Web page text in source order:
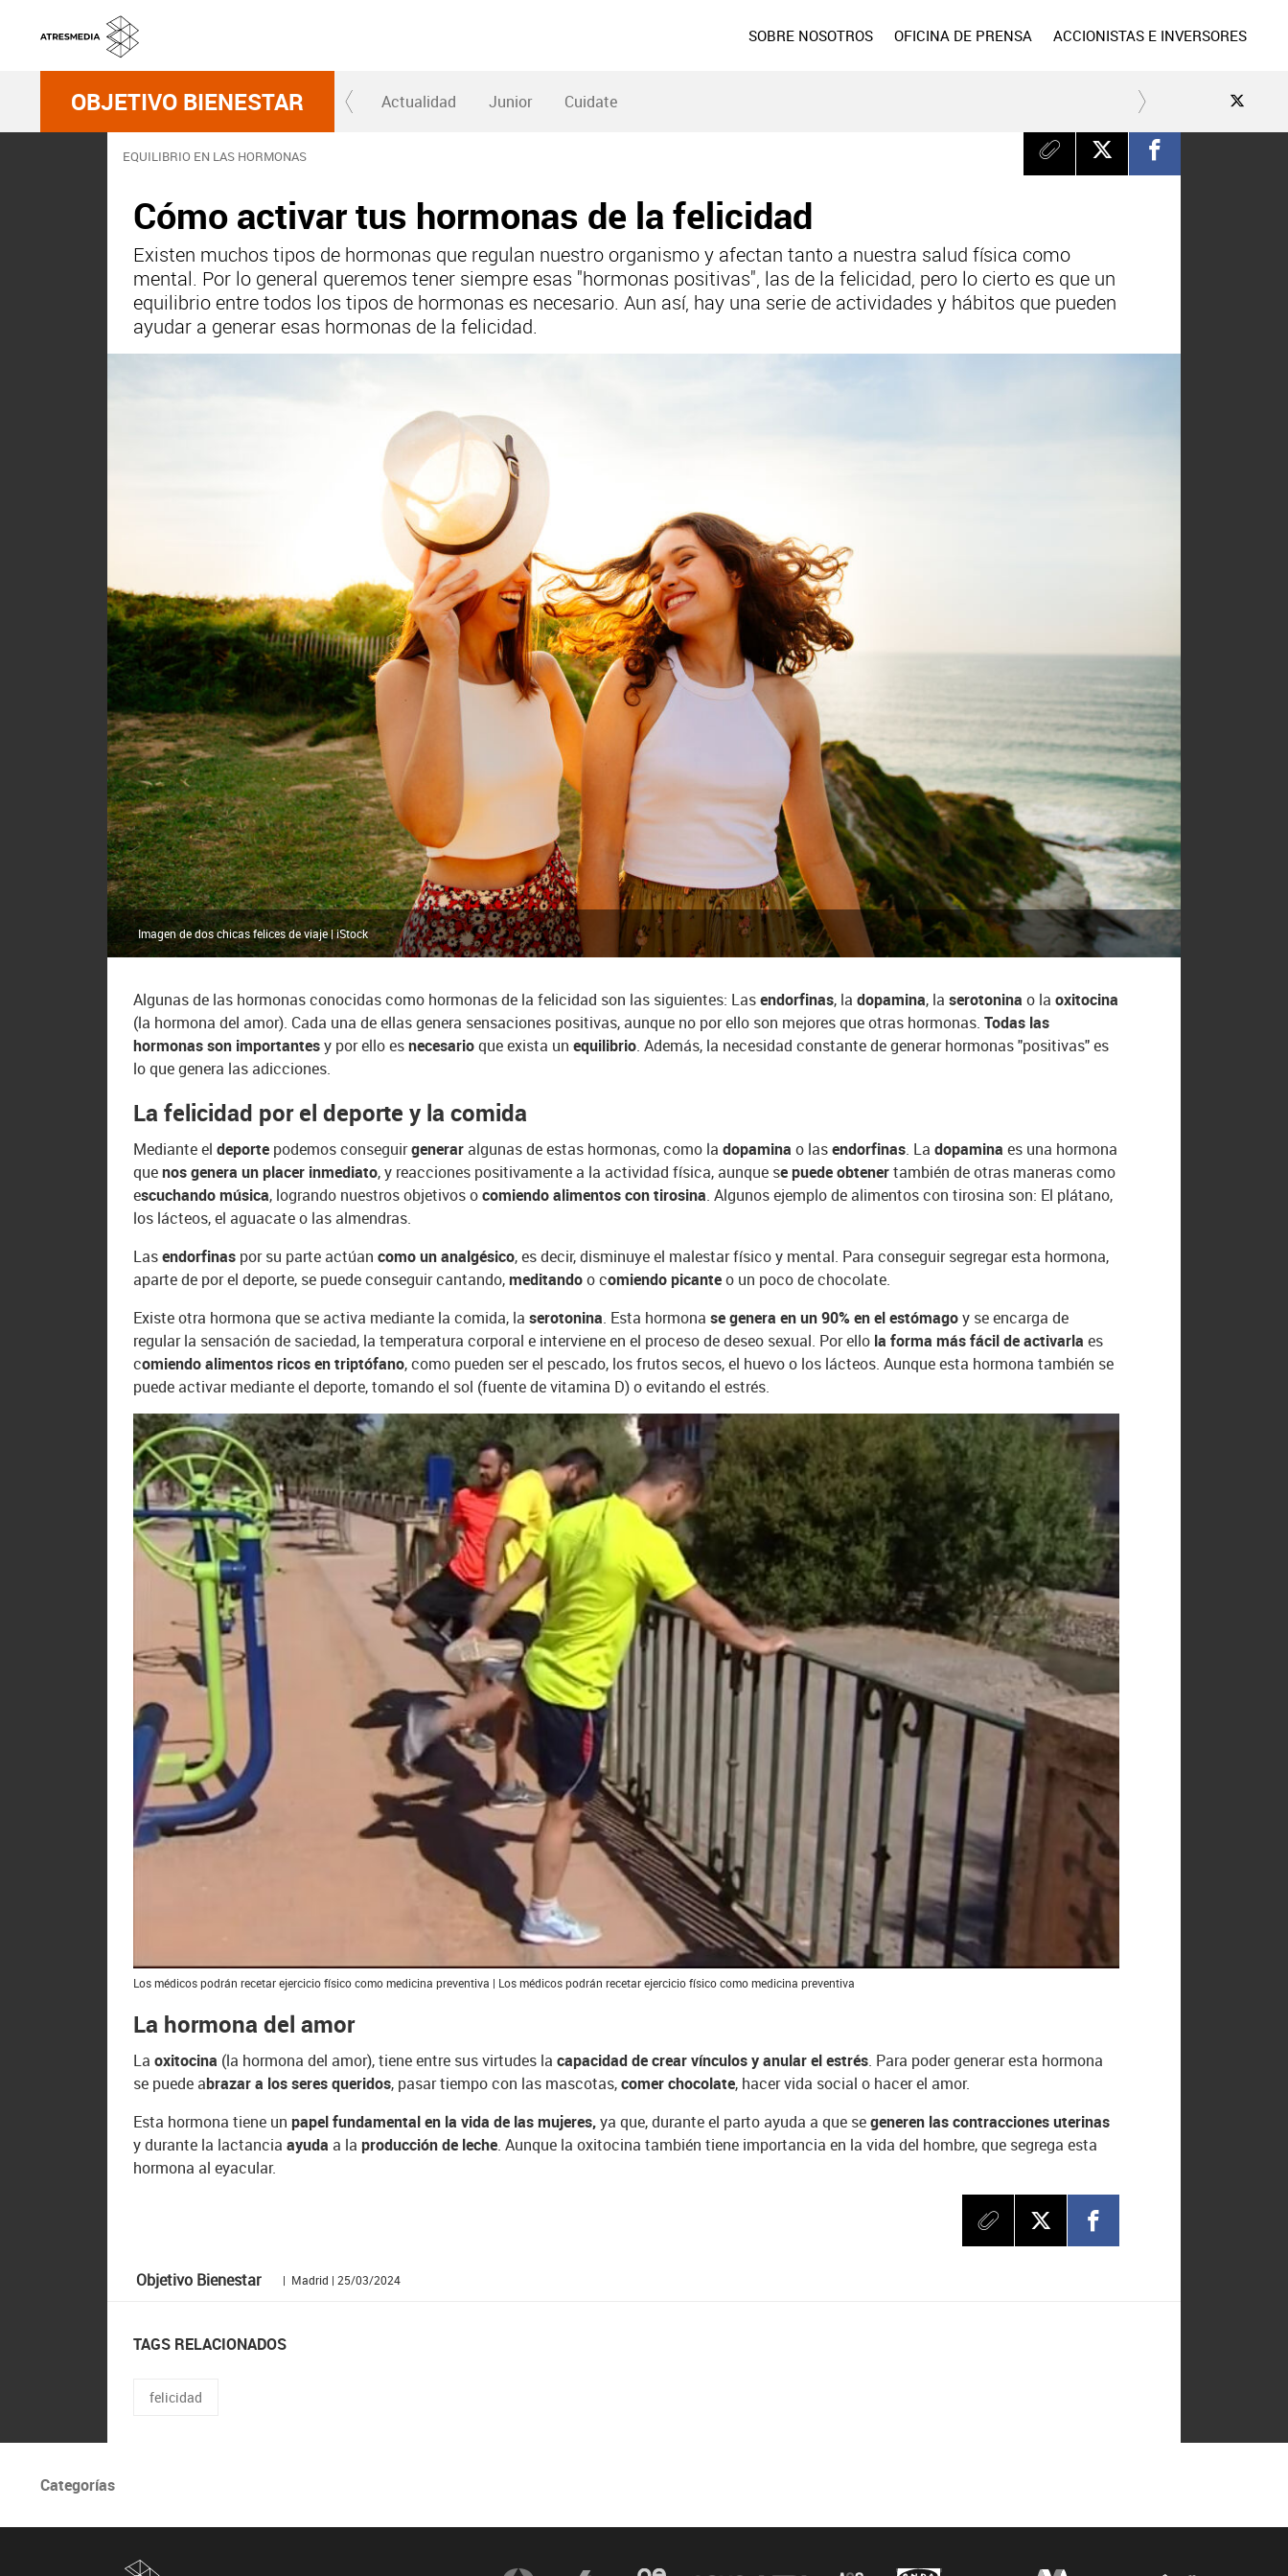
SOBRE NOSOTROS OFICINA DE PRENSA ACCIONISTAS E INVERSORES
OBJETIVO BIENESTAR Actualidad Junior Cuidate
EQUILIBRIO EN LAS HORMONAS
Cómo activar tus hormonas de la felicidad
Existen muchos tipos de hormonas que regulan nuestro organismo y afectan tanto a nuestra salud física como
mental. Por lo general queremos tener siempre esas "hormonas positivas", las de la felicidad, pero lo cierto es que un
equilibrio entre todos los tipos de hormonas es necesario. Aun así, hay una serie de actividades y hábitos que pueden
ayudar a generar esas hormonas de la felicidad.
Imagen de dos chicas felices de viaje | iStock
Algunas de las hormonas conocidas como hormonas de la felicidad son las siguientes: Lasendorfinas, ladopamina, laserotonina o laoxitocina
(la hormona del amor). Cada una de ellas genera sensaciones positivas, aunque no por ello son mejores que otras hormonas.Todas las
hormonas son importantesy por ello esnecesarioque exista unequilibrio. Además, la necesidad constante de generar hormonas "positivas" es
lo que genera las adicciones.
La felicidad por el deporte y la comida
Mediante eldeporte podemos conseguirgeneraralgunas de estas hormonas, como ladopamina o lasendorfinas. Ladopamina es una hormona
quenos genera un placer inmediato, y reacciones positivamente a la actividad física, aunque se puede obtenertambién de otras maneras como
escuchando música, logrando nuestros objetivos ocomiendo alimentos con tirosina. Algunos ejemplo de alimentos con tirosina son: El plátano,
los lácteos, el aguacate o las almendras.
Lasendorfinas por su parte actúancomo un analgésico, es decir, disminuye el malestar físico y mental. Para conseguir segregar esta hormona,
aparte de por el deporte, se puede conseguir cantando,meditandoo comiendo picanteo un poco de chocolate.
Existe otra hormona que se activa mediante la comida, laserotonina. Esta hormonase genera en un 90% en el estómagoy se encarga de
regular la sensación de saciedad, la temperatura corporal e interviene en el proceso de deseo sexual. Por ello la forma más fácil de activarla es
comiendo alimentos ricos en triptófano, como pueden ser el pescado, los frutos secos, el huevo o los lácteos. Aunque esta hormona también se
puede activar mediante el deporte, tomando el sol (fuente de vitamina D) o evitando el estrés.
Los médicos podrán recetar ejercicio físico como medicina preventiva | Los médicos podrán recetar ejercicio físico como medicina preventiva
La hormona del amor
Laoxitocina (la hormona del amor), tiene entre sus virtudes lacapacidad de crear vínculos y anular el estrés. Para poder generar esta hormona
se puede abrazar a los seres queridos, pasar tiempo con las mascotas,comer chocolate, hacer vida social o hacer el amor.
Esta hormona tiene unpapel fundamentalen la vida de las mujeres,ya que, durante el parto ayuda a que segeneren las contracciones uterinas
y durante la lactanciaayuda a laproducción de leche. Aunque la oxitocina también tiene importancia en la vida del hombre, que segrega esta
hormona al eyacular.
Objetivo Bienestar | Madrid | 25/03/2024
TAGS RELACIONADOS
felicidad
Categorías